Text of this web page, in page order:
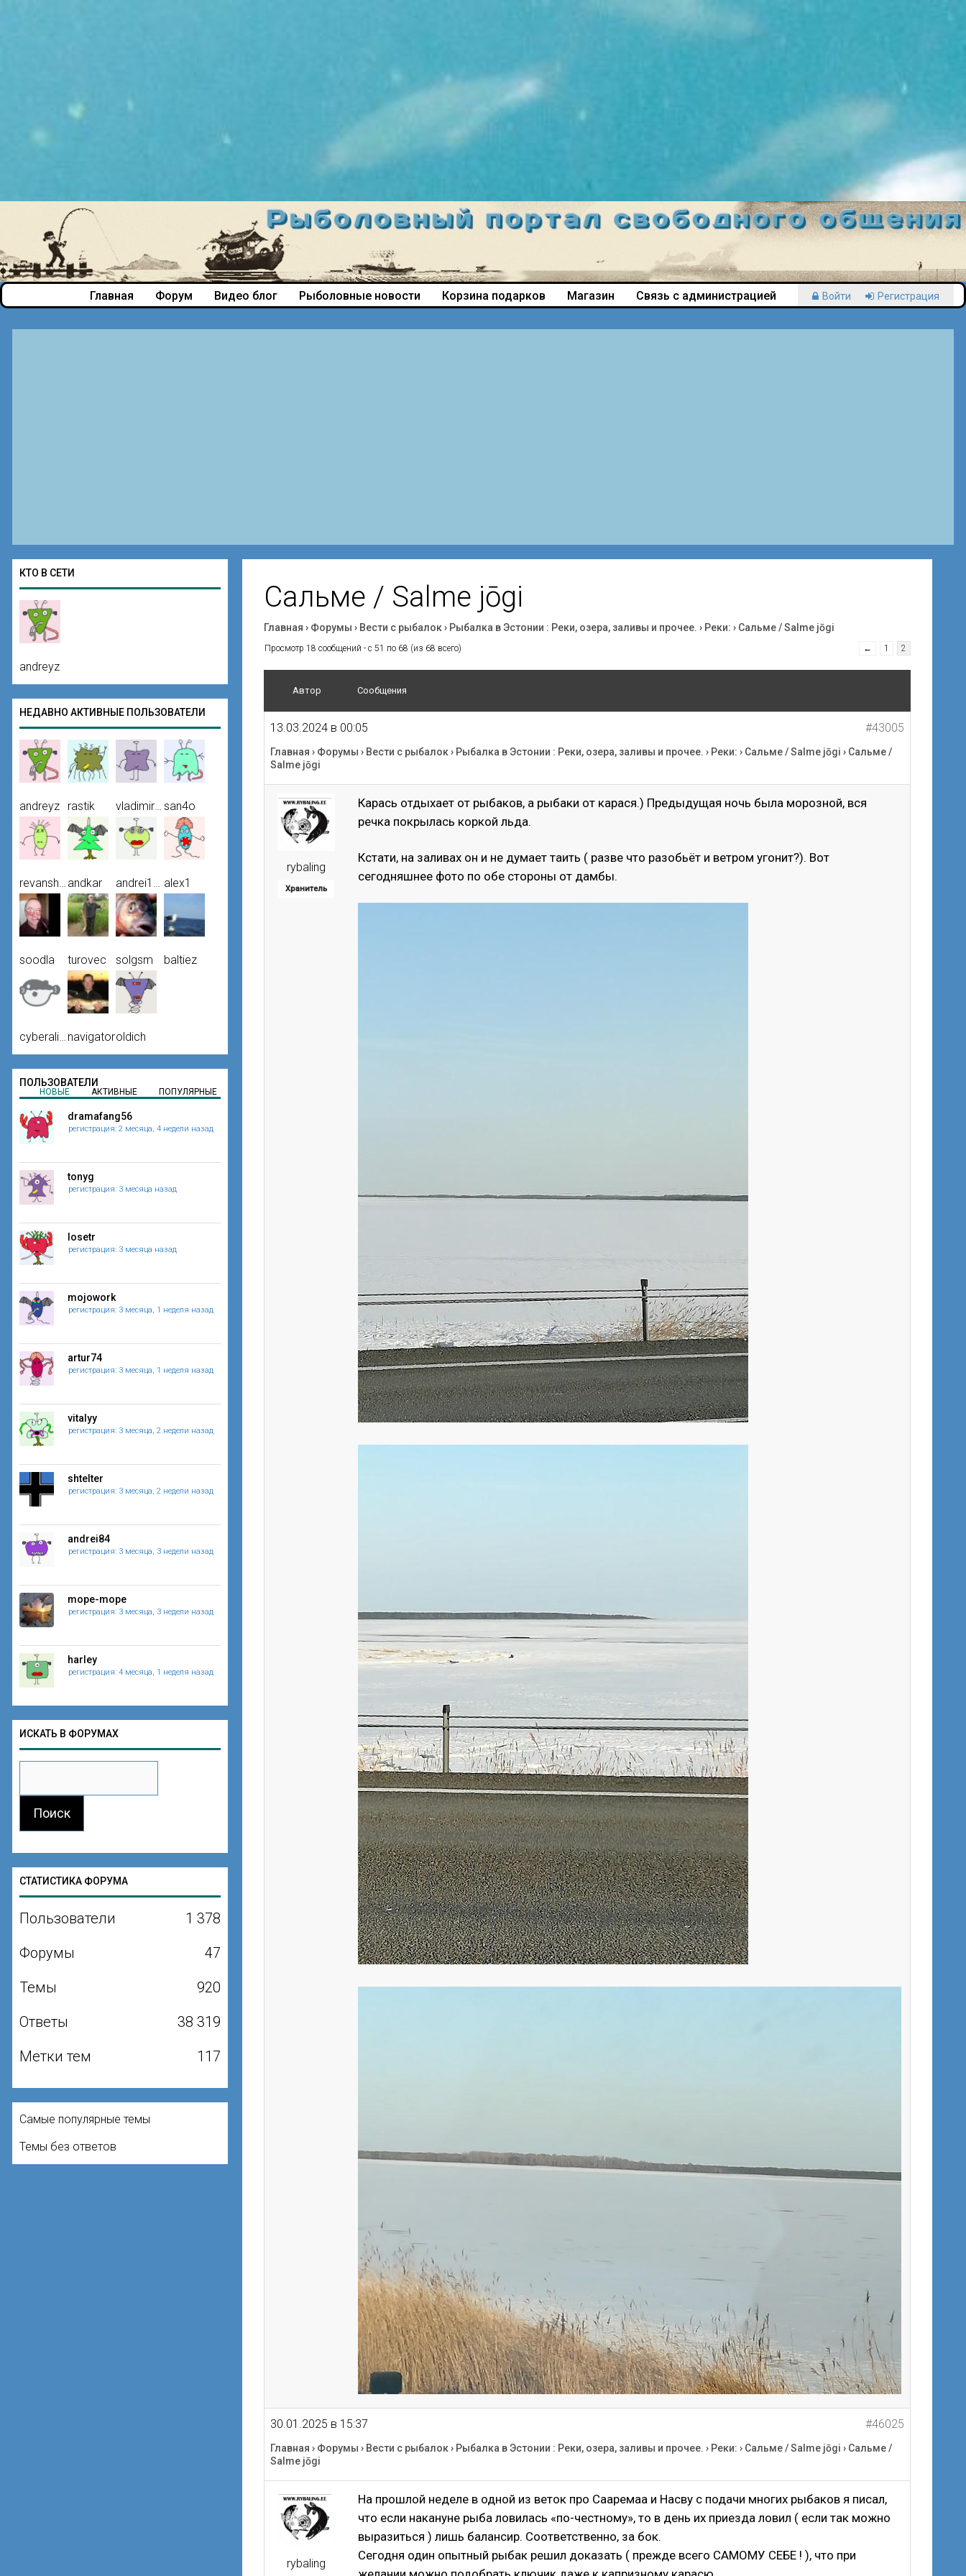
Главная Форум Видео блог Рыболовные новости Корзина подарков Магазин Связь с администрацией Войти Регистрация
Сальме / Salme jōgi
Главная › Форумы › Вести с рыбалок› Рыбалка в Эстонии : Реки, озера, заливы и прочее. › Реки: › Сальме / Salme jōgi
Просмотр 18 сообщений - с 51 по 68 (из 68 всего) ← 1 2
Автор Сообщения
13.03.2024 в 00:05 #43005
Главная › Форумы › Вести с рыбалок› Рыбалка в Эстонии : Реки, озера, заливы и прочее. › Реки: › Сальме / Salme jōgi › Сальме /
Salme jōgi
rybaling
Хранитель
Карась отдыхает от рыбаков, а рыбаки от карася.) Предыдущая ночь была морозной, вся
речка покрылась коркой льда.
Кстати, на заливах он и не думает таить ( разве что разобьёт и ветром угонит?). Вот
сегодняшнее фото по обе стороны от дамбы.
30.01.2025 в 15:37 #46025
Главная › Форумы › Вести с рыбалок› Рыбалка в Эстонии : Реки, озера, заливы и прочее. › Реки: › Сальме / Salme jōgi › Сальме /
Salme jōgi
rybaling
На прошлой неделе в одной из веток про Сааремаа и Насву с подачи многих рыбаков я писал,
что если накануне рыба ловилась «по-честному», то в день их приезда ловил ( если так можно
выразиться ) лишь балансир. Соответственно, за бок.
Сегодня один опытный рыбак решил доказать ( прежде всего САМОМУ СЕБЕ ! ), что при
КТО В СЕТИ
andreyz
НЕДАВНО АКТИВНЫЕ ПОЛЬЗОВАТЕЛИ
andreyz rastik vladimir50 san4o
revansh20 andkar andrei100 alex1
soodla turovec solgsm baltiez
cyberalien navigatoroldich
ПОЛЬЗОВАТЕЛИ
НОВЫЕ АКТИВНЫЕ ПОПУЛЯРНЫЕ
dramafang56
регистрация: 2 месяца, 4 недели назад
tonyg
регистрация: 3 месяца назад
losetr
регистрация: 3 месяца назад
mojowork
регистрация: 3 месяца, 1 неделя назад
artur74
регистрация: 3 месяца, 1 неделя назад
vitalyy
регистрация: 3 месяца, 2 недели назад
shtelter
регистрация: 3 месяца, 2 недели назад
andrei84
регистрация: 3 месяца, 3 недели назад
mope-mope
регистрация: 3 месяца, 3 недели назад
harley
регистрация: 4 месяца, 1 неделя назад
ИСКАТЬ В ФОРУМАХ
СТАТИСТИКА ФОРУМА
Пользователи
1 378
Форумы
47
Темы
920
Ответы
38 319
Метки тем
117
Самые популярные темы
Темы без ответов